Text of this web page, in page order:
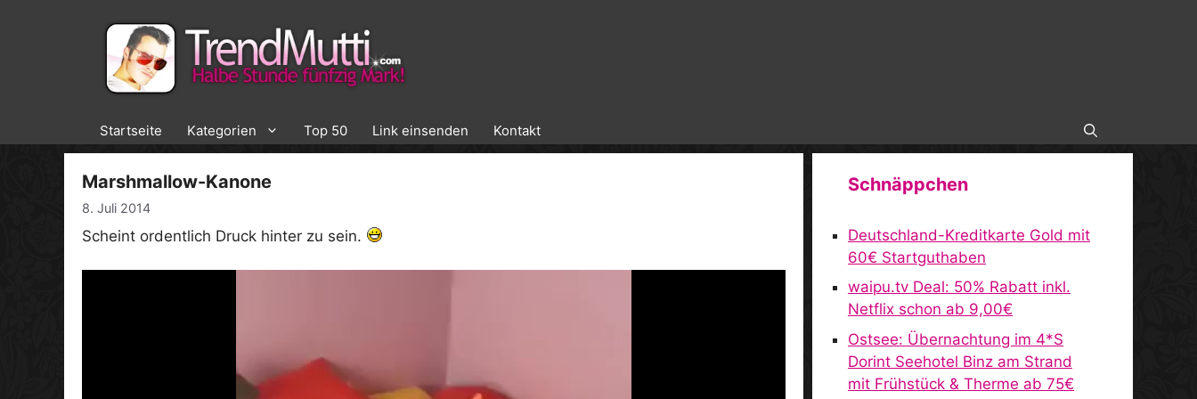
Startseite Kategorien Top 50 Link einsenden Kontakt
Marshmallow-Kanone
8. Juli 2014
Scheint ordentlich Druck hinter zu sein.
Schnäppchen
Deutschland-Kreditkarte Gold mit
60€ Startguthaben
waipu.tv Deal: 50% Rabatt inkl.
Netflix schon ab 9,00€
Ostsee: Übernachtung im 4*S
Dorint Seehotel Binz am Strand
mit Frühstück & Therme ab 75€